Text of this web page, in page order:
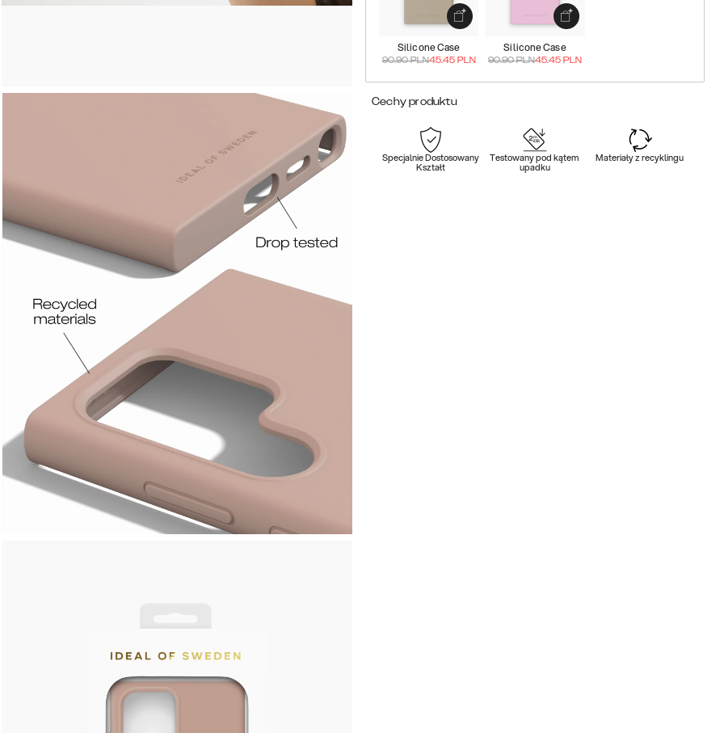
Silicone Case
90.90PLN45.45 PLN
Silicone Case
90.90PLN45.45 PLN
Cechy produktu
Specjalnie Dostosowany
Kształt
Testowany pod kątem
upadku
Materiały z recyklingu